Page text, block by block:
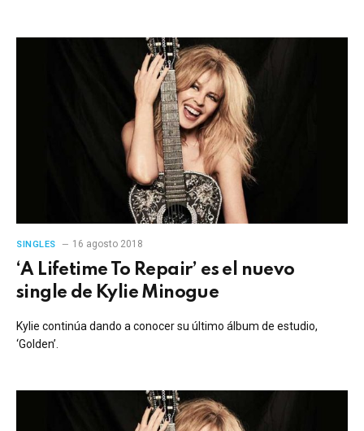
SINGLES 16 agosto 2018
‘A Lifetime To Repair’ es el nuevo
single de Kylie Minogue
Kylie continúa dando a conocer su último álbum de estudio,
‘Golden’.